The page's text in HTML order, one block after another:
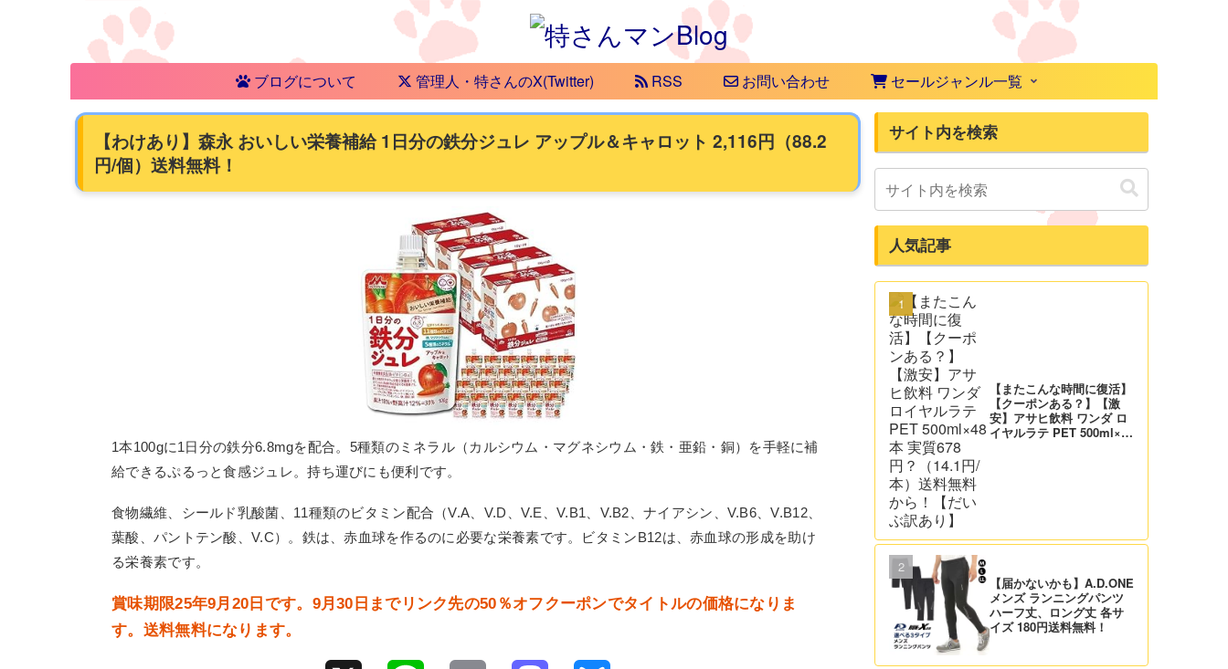
ブログについて 管理人・特さんのX(Twitter) RSS お問い合わせ セールジャンル一覧
【わけあり】森永 おいしい栄養補給 1日分の鉄分ジュレ アップル＆キャロット 2,116円（88.2
円/個）送料無料！
1本100gに1日分の鉄分6.8mgを配合。5種類のミネラル（カルシウム・マグネシウム・鉄・亜鉛・銅）を手軽に補
給できるぷるっと食感ジュレ。持ち運びにも便利です。
食物繊維、シールド乳酸菌、11種類のビタミン配合（V.A、V.D、V.E、V.B1、V.B2、ナイアシン、V.B6、V.B12、
葉酸、パントテン酸、V.C）。鉄は、赤血球を作るのに必要な栄養素です。ビタミンB12は、赤血球の形成を助け
る栄養素です。
賞味期限25年9月20日です。9月30日までリンク先の50％オフクーポンでタイトルの価格になりま
す。送料無料になります。
サイト内を検索
人気記事
【またこんな時間に復活】
【クーポンある？】【激
安】アサヒ飲料 ワンダ ロ
イヤルラテ PET 500ml×48
【届かないかも】A.D.ONE
メンズ ランニングパンツ
ハーフ丈、ロング丈 各サ
イズ 180円送料無料！